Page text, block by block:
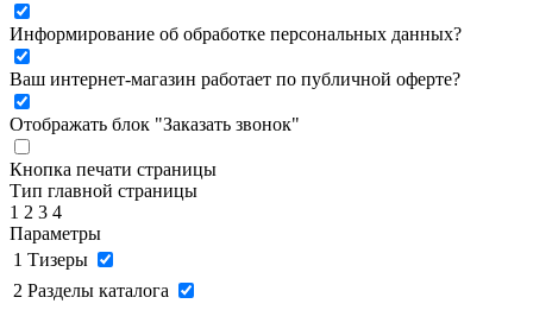
Информирование об обработке персональных данных?
Ваш интернет-магазин работает по публичной оферте?
Отображать блок "Заказать звонок"
Кнопка печати страницы
Тип главной страницы
1 2 3 4
Параметры
1 Тизеры
2 Разделы каталога